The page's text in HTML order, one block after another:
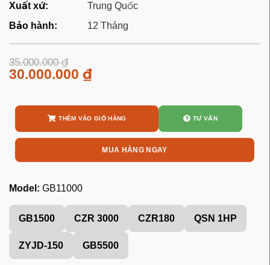
Xuất xứ:
Trung Quốc
Bảo hành:
12 Tháng
35.000.000₫
30.000.000 ₫
THÊM VÀO GIỎ HÀNG
MUA HÀNG NGAY
TƯ VẤN
Model: GB11000
GB1500 CZR 3000 CZR180 QSN 1HP
ZYJD-150 GB5500